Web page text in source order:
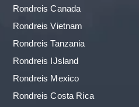
Rondreis Canada
Rondreis Vietnam
Rondreis Tanzania
Rondreis IJsland
Rondreis Mexico
Rondreis Costa Rica